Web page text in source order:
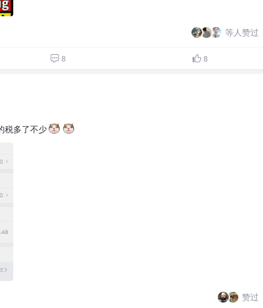
等人赞过
8 8
税多了不少
赞过